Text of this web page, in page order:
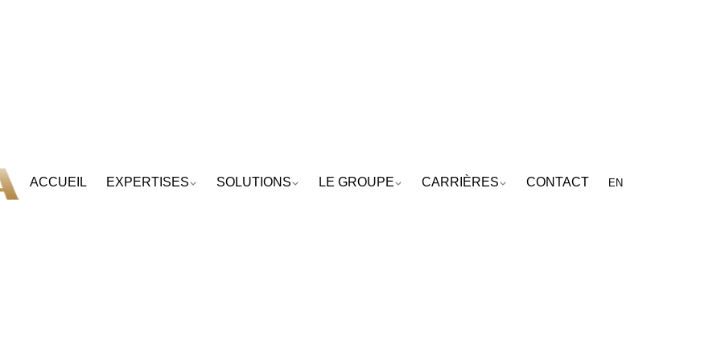
ACCUEIL EXPERTISES SOLUTIONS LE GROUPE CARRIÈRES CONTACT EN